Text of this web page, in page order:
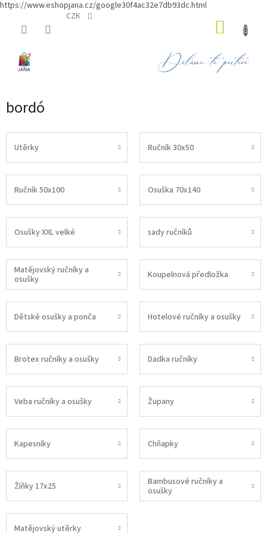
https://www.eshopjana.cz/google30f4ac32e7db93dc.html
CZK
bordó
Utěrky Ručník 30x50
Ručník 50x100 Osuška 70x140
Osušky XXL velké sady ručníků
Matějovský ručníky a
osušky
Koupelnová předložka
Dětské osušky a ponča Hotelové ručníky a osušky
Brotex ručníky a osušky Dadka ručníky
Veba ručníky a osušky Župany
Kapesníky Chňapky
Žíňky 17x25
Bambusové ručníky a
osušky
Matějovský utěrky